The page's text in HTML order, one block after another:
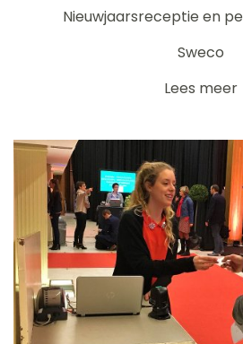
Nieuwjaarsreceptie en
Sweco
Lees meer